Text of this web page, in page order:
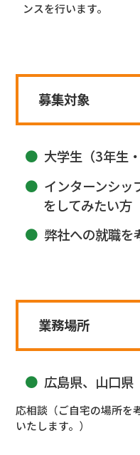
ンスを行います。
募集対象
大学生（3年生
インターンシッ
をしてみたい方
弊社への就職を
業務場所
広島県、山口県
応相談（ご自宅の場所を
いたします。）